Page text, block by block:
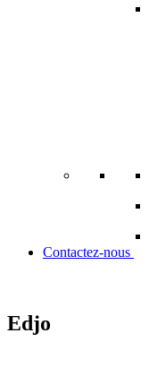
Contactez-nous
Edjo